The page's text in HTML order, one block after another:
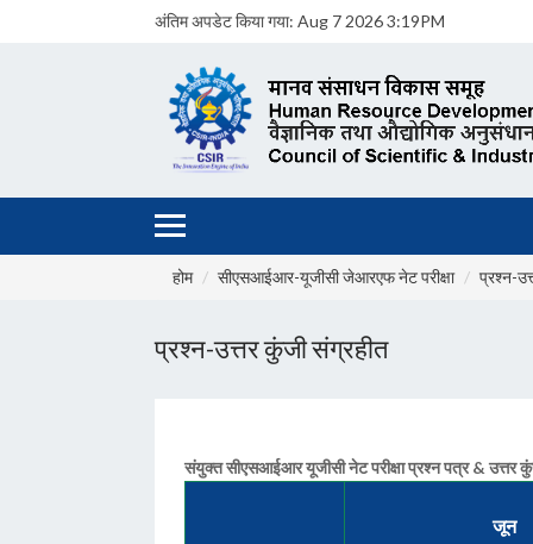
अंतिम अपडेट किया गया: Aug 7 2026 3:19PM
होम सीएसआईआर-यूजीसी जेआरएफ नेट परीक्षा प्रश्न-
प्रश्न-उत्तर कुंजी संग्रहीत
संयुक्त सीएसआईआर यूजीसी नेट परीक्षा प्रश्न पत्र & उत्तर
जून